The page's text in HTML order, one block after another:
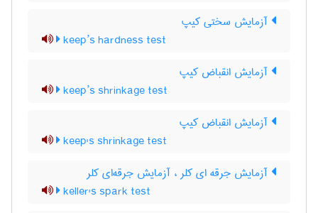
آزمایش سختی کیپ
keep’s hardness test
آزمایش انقباض کیپ
keep’s shrinkage test
آزمایش انقباض کیپ
keep's shrinkage test
آزمایش جرقه ای کلر ، آزمایش جرقه‌ای کلر
keller's spark test